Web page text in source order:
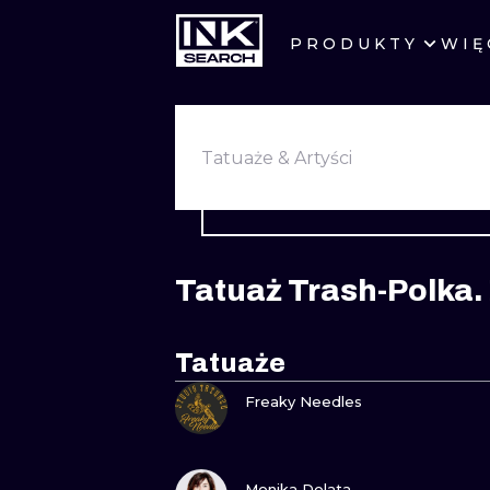
PRODUKTY
MIASTA
WARSZAWA
BERLIN
Tatuaże & Artyści
Tatuaż Trash-
Tatuaże
ZOBACZ
Freaky Needles